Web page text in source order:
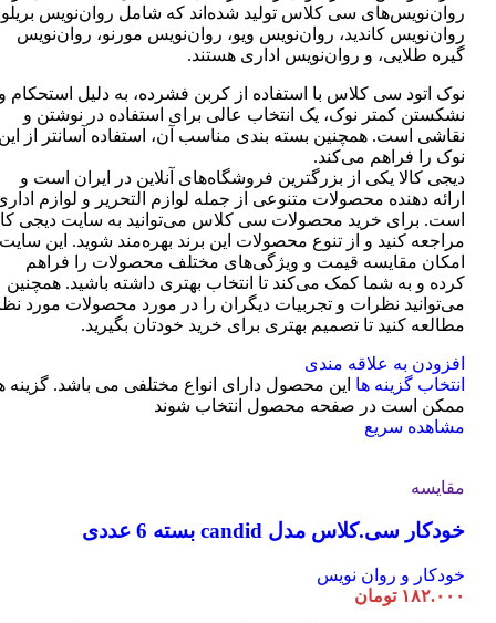
روان‌نویس‌های سی کلاس تولید شده‌اند که شامل روان‌نویس
روان‌نویس کاندید، روان‌نویس ویو، روان‌نویس مورنو، روان‌نویس
گیره طلایی، و روان‌نویس اداری هستند.
نوک اتود سی کلاس با استفاده از کربن فشرده، به دلیل استحکام
نشکستن کمتر نوک، یک انتخاب عالی برای استفاده در نوشتن و
نقاشی است. همچنین بسته بندی مناسب آن، استفاده آسانتر از
نوک را فراهم می‌کند.
دیجی کالا یکی از بزرگترین فروشگاه‌های آنلاین در ایران است و
ارائه دهنده محصولات متنوعی از جمله لوازم التحریر و لوازم
است. برای خرید محصولات سی کلاس می‌توانید به سایت دیجی
مراجعه کنید و از تنوع محصولات این برند بهره‌مند شوید. این سایت
امکان مقایسه قیمت و ویژگی‌های مختلف محصولات را فراهم
کرده و به شما کمک می‌کند تا انتخاب بهتری داشته باشید. همچنین
می‌توانید نظرات و تجربیات دیگران را در مورد محصولات مورد
مطالعه کنید تا تصمیم بهتری برای خرید خودتان بگیرید.
افزودن به علاقه مندی
انتخاب گزینه ها این محصول دارای انواع مختلفی می باشد. گزینه
ممکن است در صفحه محصول انتخاب شوند
مشاهده سریع
مقایسه
خودکار سی.کلاس مدل candid بسته 6 عددی
خودکار و روان نویس
۱۸۲.۰۰۰ تومان